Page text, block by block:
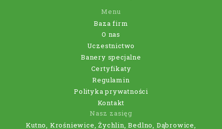
Menu
Baza firm
O nas
Uczestnictwo
Banery specjalne
Certyfikaty
Regulamin
Polityka prywatności
Kontakt
Nasz zasięg
Kutno, Krośniewice, Żychlin, Bedlno, Dąbrowice,